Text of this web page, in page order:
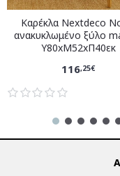
Καρέκλα Nextdeco
ανακυκλωμένο ξύλο
Υ80xM52xΠ40εκ
116,25€